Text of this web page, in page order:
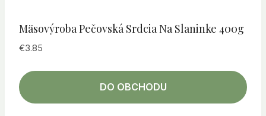
Mäsovýroba Pečovská Srdcia Na Slaninke 400g
€3.85
DO OBCHODU